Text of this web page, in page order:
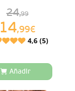
24,99
14,99€
4,6 (5)
Añadir